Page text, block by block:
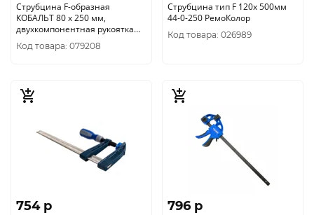
Струбцина F-образная
КОБАЛЬТ 80 х 250 мм,
двухкомпонентная рукоятка
244-568
Код товара: 079208
Струбцина тип F 120х 500мм
44-0-250 РемоКолор
Код товара: 026989
754 p 796 p